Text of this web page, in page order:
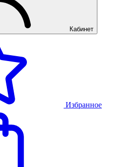
Кабинет
Избранное